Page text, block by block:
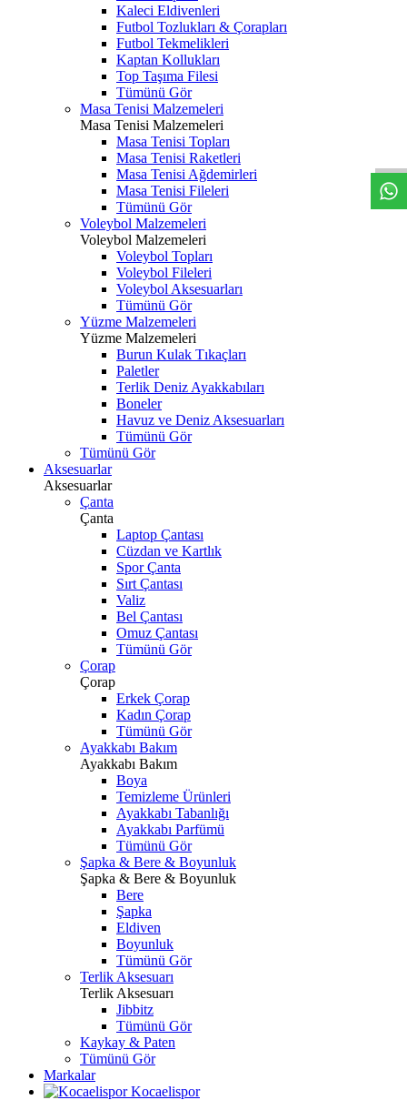
Kaleci Eldivenleri
Futbol Tozlukları & Çorapları
Futbol Tekmelikleri
Kaptan Kollukları
Top Taşıma Filesi
Tümünü Gör
Masa Tenisi Malzemeleri
Masa Tenisi Malzemeleri
Masa Tenisi Topları
Masa Tenisi Raketleri
Masa Tenisi Ağdemirleri
Masa Tenisi Fileleri
Tümünü Gör
Voleybol Malzemeleri
Voleybol Malzemeleri
Voleybol Topları
Voleybol Fileleri
Voleybol Aksesuarları
Tümünü Gör
Yüzme Malzemeleri
Yüzme Malzemeleri
Burun Kulak Tıkaçları
Paletler
Terlik Deniz Ayakkabıları
Boneler
Havuz ve Deniz Aksesuarları
Tümünü Gör
Tümünü Gör
Aksesuarlar
Aksesuarlar
Çanta
Çanta
Laptop Çantası
Cüzdan ve Kartlık
Spor Çanta
Sırt Çantası
Valiz
Bel Çantası
Omuz Çantası
Tümünü Gör
Çorap
Çorap
Erkek Çorap
Kadın Çorap
Tümünü Gör
Ayakkabı Bakım
Ayakkabı Bakım
Boya
Temizleme Ürünleri
Ayakkabı Tabanlığı
Ayakkabı Parfümü
Tümünü Gör
Şapka & Bere & Boyunluk
Şapka & Bere & Boyunluk
Bere
Şapka
Eldiven
Boyunluk
Tümünü Gör
Terlik Aksesuarı
Terlik Aksesuarı
Jibbitz
Tümünü Gör
Kaykay & Paten
Tümünü Gör
Markalar
Kocaelispor